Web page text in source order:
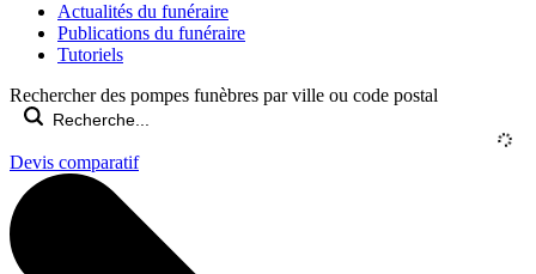
Actualités du funéraire
Publications du funéraire
Tutoriels
Rechercher des pompes funèbres par ville ou code postal
Devis comparatif